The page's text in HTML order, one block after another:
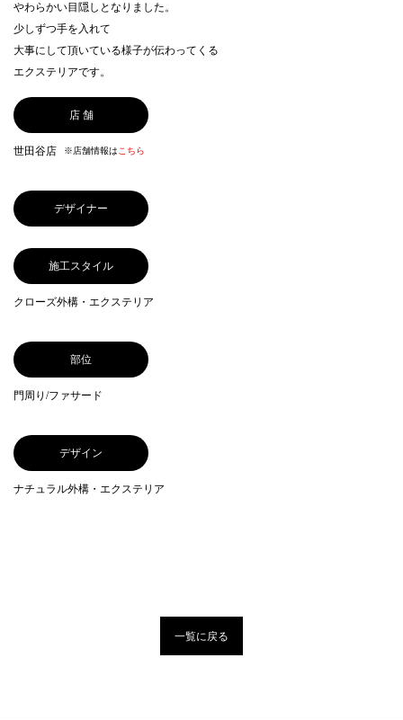
やわらかい目隠しとなりました。
少しずつ手を入れて
大事にして頂いている様子が伝わってくる
エクステリアです。
店 舗
世田谷店 ※店舗情報は こちら
デザイナー
施工スタイル
クローズ外構・エクステリア
部位
門周り/ファサード
デザイン
ナチュラル外構・エクステリア
一覧に戻る